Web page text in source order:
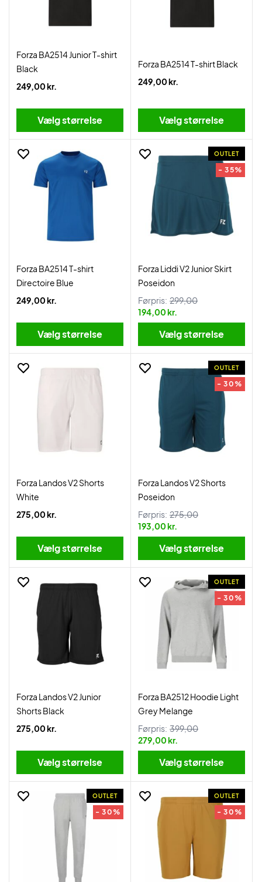
Forza BA2514 Junior T-shirt
Black
249,00 kr.
Vælg størrelse
Forza BA2514 T-shirt Black
249,00 kr.
Vælg størrelse
Forza BA2514 T-shirt
Directoire Blue
249,00 kr.
Vælg størrelse
OUTLET
- 35%
Forza Liddi V2 Junior Skirt
Poseidon
Førpris: 299,00
194,00 kr.
Vælg størrelse
Forza Landos V2 Shorts
White
275,00 kr.
Vælg størrelse
OUTLET
- 30%
Forza Landos V2 Shorts
Poseidon
Førpris: 275,00
193,00 kr.
Vælg størrelse
Forza Landos V2 Junior
Shorts Black
275,00 kr.
Vælg størrelse
OUTLET
- 30%
Forza BA2512 Hoodie Light
Grey Melange
Førpris: 399,00
279,00 kr.
Vælg størrelse
OUTLET
- 30%
OUTLET
- 30%